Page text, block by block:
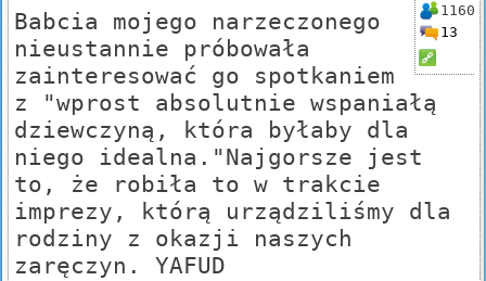
1160
13
Babcia mojego narzeczonego
nieustannie próbowała
zainteresować go spotkaniem
z "wprost absolutnie wspaniałą
dziewczyną, która byłaby dla
niego idealna."Najgorsze jest
to, że robiła to w trakcie
imprezy, którą urządziliśmy dla
rodziny z okazji naszych
zaręczyn. YAFUD